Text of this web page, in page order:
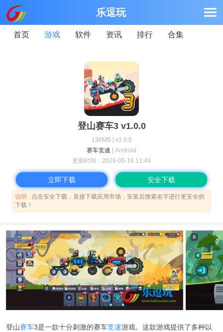
乐逗玩
首页 游戏 软件 资讯 排行 合集
登山赛车3 v1.0.0
136MB | v1.0.0
赛车竞速 | Android
更新时间： 2026-05-16 11:49
立即下载 安全下载
说明 : 点击安全下载，直接下载应用市场，安装后搜索名字进行更安全的
下载！
登山赛车3是一款十分刺激的赛车竞速游戏。这款游戏提供了多种以